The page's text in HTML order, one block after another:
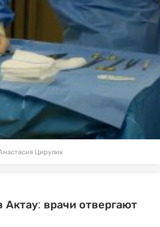
Цирулик
Актау: врачи отвергают